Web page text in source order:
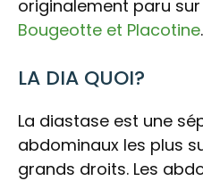
originalement paru
Bougeotte et Placotine
LA DIA QUOI?
La diastase est une
abdominaux les plus
grands droits. Les